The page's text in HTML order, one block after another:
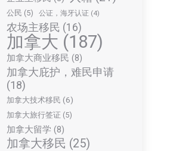
公民 (5) 公证，海牙认证 (4)
农场主移民 (16)
加拿大 (187)
加拿大商业移民 (8)
加拿大庇护，难民申请
(18)
加拿大技术移民 (6)
加拿大旅行签证 (5)
加拿大留学 (8)
加拿大移民 (25)